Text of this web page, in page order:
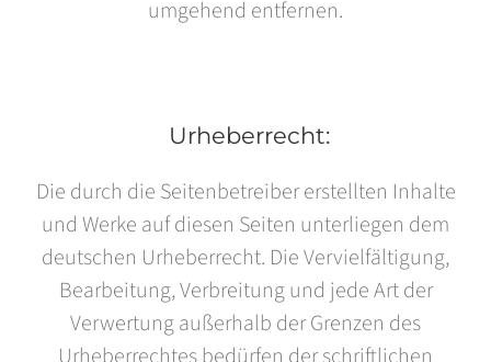
umgehend entfernen.
Urheberrecht:
Die durch die Seitenbetreiber erstellten Inhalte
und Werke auf diesen Seiten unterliegen dem
deutschen Urheberrecht. Die Vervielfältigung,
Bearbeitung, Verbreitung und jede Art der
Verwertung außerhalb der Grenzen des